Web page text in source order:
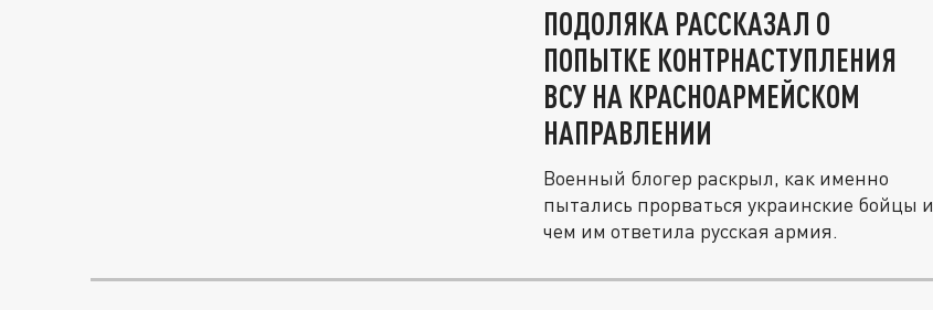
ПОДОЛЯКА РАССКАЗАЛ О
ПОПЫТКЕ КОНТРНАСТУПЛЕНИЯ
ВСУ НА КРАСНОАРМЕЙСКОМ
НАПРАВЛЕНИИ
Военный блогер раскрыл, как именно
пытались прорваться украинские бойцы и
чем им ответила русская армия.